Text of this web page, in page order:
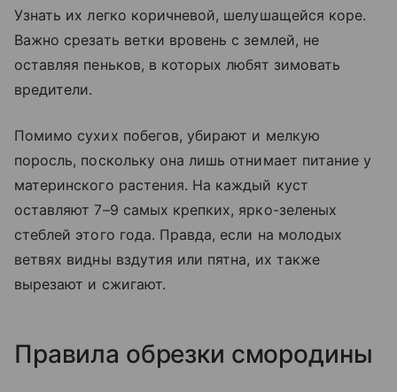
Узнать их легко коричневой, шелушащейся коре.
Важно срезать ветки вровень с землей, не
оставляя пеньков, в которых любят зимовать
вредители.
Помимо сухих побегов, убирают и мелкую
поросль, поскольку она лишь отнимает питание у
материнского растения. На каждый куст
оставляют 7–9 самых крепких, ярко-зеленых
стеблей этого года. Правда, если на молодых
ветвях видны вздутия или пятна, их также
вырезают и сжигают.
Правила обрезки смородины